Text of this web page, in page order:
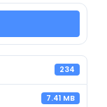
234
7.41 MB